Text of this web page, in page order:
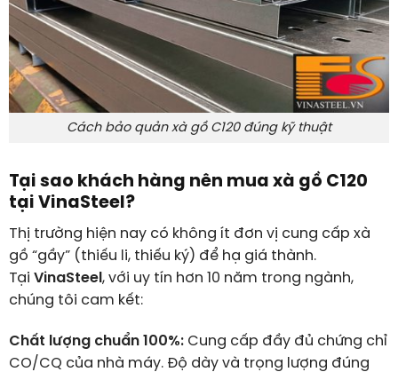
Cách bảo quản xà gồ C120 đúng kỹ thuật
Tại sao khách hàng nên mua xà gồ C120
tại VinaSteel?
Thị trường hiện nay có không ít đơn vị cung cấp xà
gồ “gầy” (thiếu li, thiếu ký) để hạ giá thành.
Tại VinaSteel , với uy tín hơn 10 năm trong ngành,
chúng tôi cam kết:
Chất lượng chuẩn 100%:Cung cấp đầy đủ chứng chỉ
CO/CQ của nhà máy. Độ dày và trọng lượng đúng